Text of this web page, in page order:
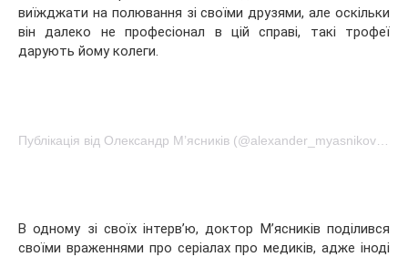
виїжджати на полювання зі своїми друзями, але оскільки
він далеко не професіонал в цій справі, такі трофеї
дарують йому колеги.
В одному зі своїх інтерв’ю, доктор М’ясників поділився
своїми враженнями про серіалах про медиків, адже іноді